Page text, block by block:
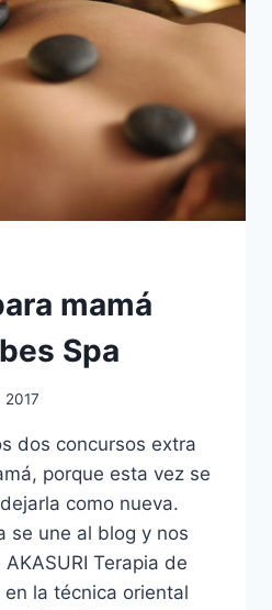
mamá
Spa
2017
dos concursos extra
porque esta vez se
como nueva.
se une al blog y nos
AKASURI Terapia de
la técnica oriental